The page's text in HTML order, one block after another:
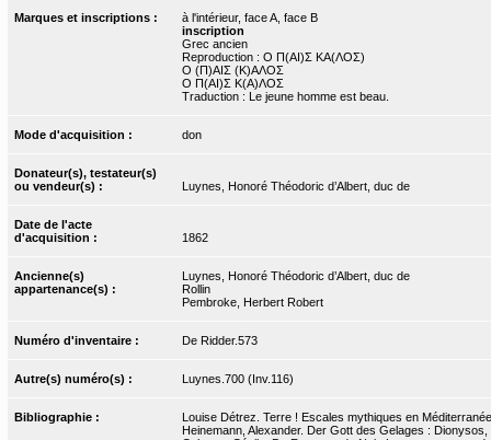
Marques et inscriptions :
à l'intérieur, face A, face B
inscription
Grec ancien
Reproduction : Ο Π(ΑΙ)Σ ΚΑ(ΛΟΣ)
Ο (Π)ΑΙΣ (Κ)ΑΛΟΣ
Ο Π(ΑΙ)Σ Κ(Α)ΛΟΣ
Traduction : Le jeune homme est beau.
Mode d'acquisition : don
Donateur(s), testateur(s)
ou vendeur(s) :
Luynes, Honoré Théodoric d’Albert, duc de
Date de l'acte
d'acquisition :
1862
Ancienne(s)
appartenance(s) :
Luynes, Honoré Théodoric d’Albert, duc de
Rollin
Pembroke, Herbert Robert
Numéro d'inventaire : De Ridder.573
Autre(s) numéro(s) : Luynes.700 (Inv.116)
Bibliographie :
Louise Détrez. Terre ! Escales mythiques en
Heinemann, Alexander. Der Gott des Gelages :